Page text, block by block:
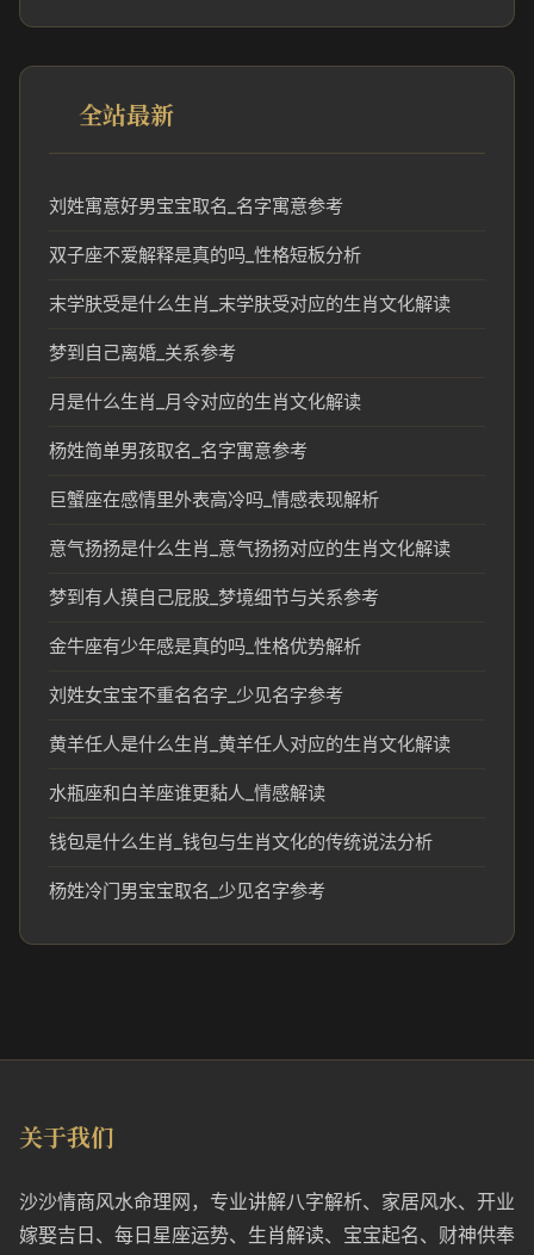
全站最新
刘姓寓意好男宝宝取名_名字寓意参考
双子座不爱解释是真的吗_性格短板分析
末学肤受是什么生肖_末学肤受对应的生肖文化解读
梦到自己离婚_关系参考
月是什么生肖_月令对应的生肖文化解读
杨姓简单男孩取名_名字寓意参考
巨蟹座在感情里外表高冷吗_情感表现解析
意气扬扬是什么生肖_意气扬扬对应的生肖文化解读
梦到有人摸自己屁股_梦境细节与关系参考
金牛座有少年感是真的吗_性格优势解析
刘姓女宝宝不重名名字_少见名字参考
黄羊任人是什么生肖_黄羊任人对应的生肖文化解读
水瓶座和白羊座谁更黏人_情感解读
钱包是什么生肖_钱包与生肖文化的传统说法分析
杨姓冷门男宝宝取名_少见名字参考
关于我们
沙沙情商风水命理网，专业讲解八字解析、家居风水、开业
嫁娶吉日、每日星座运势、生肖解读、宝宝起名、财神供奉